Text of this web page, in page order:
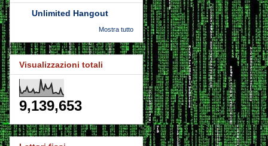
Unlimited Hangout
Mostra tutto
Visualizzazioni totali
9,139,653